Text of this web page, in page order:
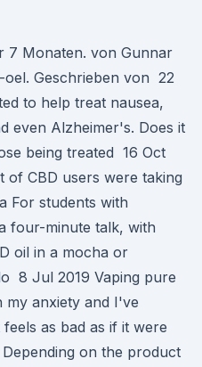
7 Monaten. von Gunnar
oel. Geschrieben von 22
to help treat nausea,
even Alzheimer's. Does it
being treated 16 Oct
CBD users were taking
For students with
four-minute talk, with
oil in a mocha or
8 Jul 2019 Vaping pure
my anxiety and I've
as bad as if it were
on the product